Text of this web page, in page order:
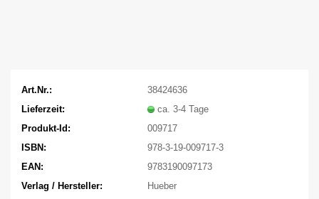
Art.Nr.:
38424636
Lieferzeit:
ca. 3-4 Tage
Produkt-Id:
009717
ISBN:
978-3-19-009717-3
EAN:
9783190097173
Verlag / Hersteller:
Hueber